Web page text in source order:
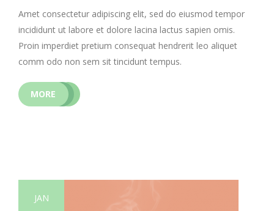
Amet consectetur adipiscing elit, sed do eiusmod tempor
incididunt ut labore et dolore lacina lactus sapien omis.
Proin imperdiet pretium consequat hendrerit leo aliquet
comm odo non sem sit tincidunt tempus.
MORE
JAN